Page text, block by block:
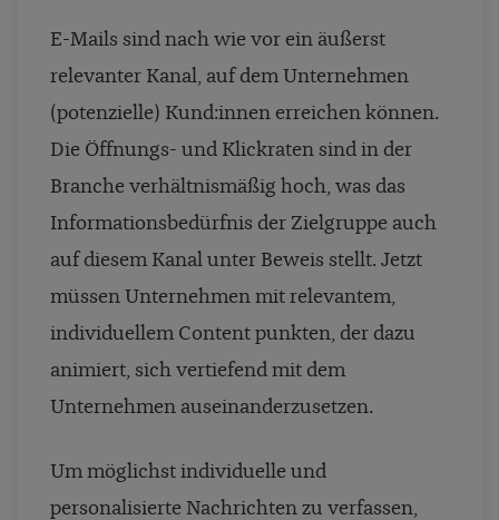
E-Mails sind nach wie vor ein äußerst
relevanter Kanal, auf dem Unternehmen
(potenzielle) Kund:innen erreichen können.
Die Öffnungs- und Klickraten sind in der
Branche verhältnismäßig hoch, was das
Informationsbedürfnis der Zielgruppe auch
auf diesem Kanal unter Beweis stellt. Jetzt
müssen Unternehmen mit relevantem,
individuellem Content punkten, der dazu
animiert, sich vertiefend mit dem
Unternehmen auseinanderzusetzen.
Um möglichst individuelle und
personalisierte Nachrichten zu verfassen,